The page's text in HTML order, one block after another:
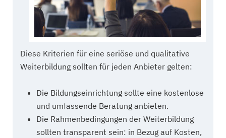
Diese Kriterien für eine seriöse und qualitative
Weiterbildung sollten für jeden Anbieter gelten:
Die Bildungseinrichtung sollte eine kostenlose
und umfassende Beratung anbieten.
Die Rahmenbedingungen der Weiterbildung
sollten transparent sein: in Bezug auf Kosten,